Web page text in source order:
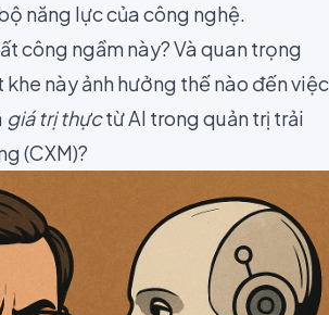
năng lực của công nghệ.
công ngầm này? Và quan trọng
khe này ảnh hưởng thế nào đến việc
giá trị thựctừ AI trong quản trị trải
(CXM)?